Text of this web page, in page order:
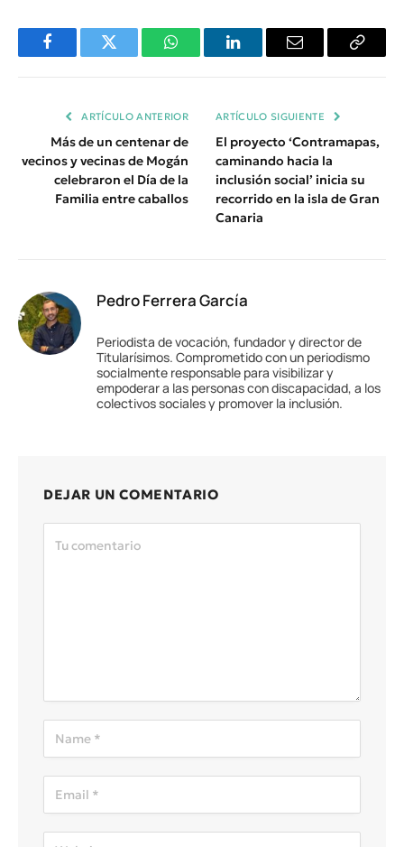
FacebookTwitter WhatsAppLinkedInEmail
Copiar
ARTÍCULO ANTERIOR
Más de un centenar de
vecinos y vecinas de Mogán
celebraron el Día de la
Familia entre caballos
ARTÍCULO SIGUIENTE
El proyecto ‘Contramapas,
caminando hacia la
inclusión social’ inicia su
recorrido en la isla de Gran
Canaria
Pedro Ferrera García
Periodista de vocación, fundador y director de
Titularísimos. Comprometido con un periodismo
socialmente responsable para visibilizar y
empoderar a las personas con discapacidad, a los
colectivos sociales y promover la inclusión.
DEJAR UN COMENTARIO